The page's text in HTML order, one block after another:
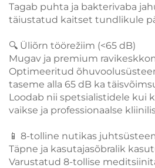
Tagab puhta ja bakterivaba
täiustatud kaitset tundlikule
🔍 Üliõrn töörežiim (<65 dB)
Mugav ja premium
Optimeeritud
taseme alla 65 dB ka
Loodab nii spetsialistidele kui
vaikse ja professionaalse
📱 8-tolline nutikas
Täpne ja kasutajasõbralik
Varustatud 8-tollise